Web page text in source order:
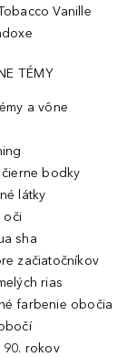
Vanille
TÉMY
a vône
bodky
látky
oči
sha
začiatočníkov
rias
farbenie obočia
90. rokov